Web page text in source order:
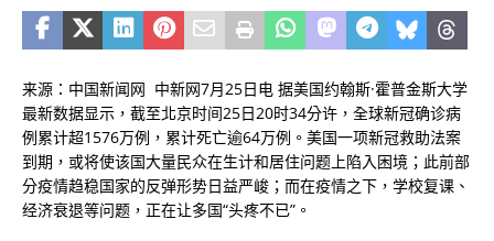
来源：中国新闻网 中新网7月25日电 据美国约翰斯·霍普金斯大学
最新数据显示，截至北京时间25日20时34分许，全球新冠确诊病
例累计超1576万例，累计死亡逾64万例。美国一项新冠救助法案
到期，或将使该国大量民众在生计和居住问题上陷入困境；此前部
分疫情趋稳国家的反弹形势日益严峻；而在疫情之下，学校复课、
经济衰退等问题，正在让多国“头疼不已”。